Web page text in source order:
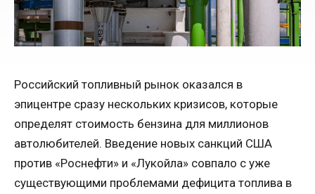
Российский топливный рынок оказался в
эпицентре сразу нескольких кризисов, которые
определят стоимость бензина для миллионов
автолюбителей. Введение новых санкций США
против «Роснефти» и «Лукойла» совпало с уже
существующими проблемами дефицита топлива в